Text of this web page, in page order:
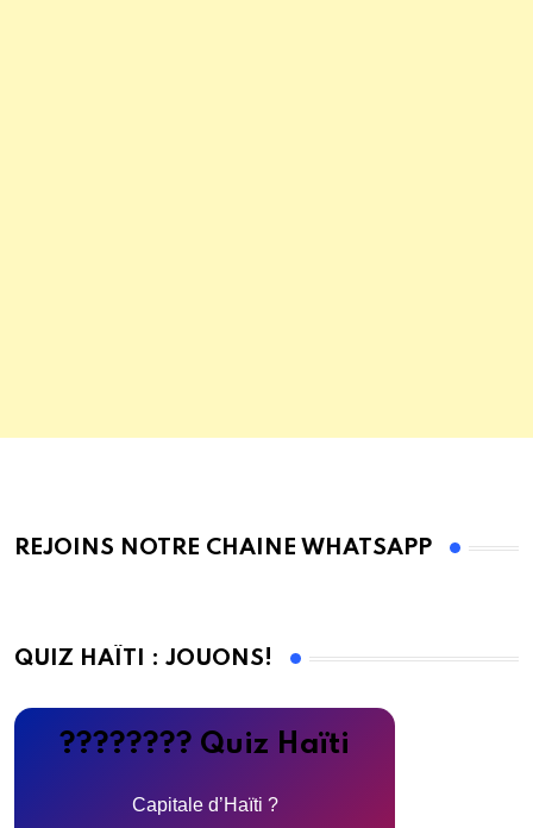
REJOINS NOTRE CHAINE WHATSAPP
QUIZ HAÏTI : JOUONS!
???????? Quiz Haïti
Capitale d’Haïti ?